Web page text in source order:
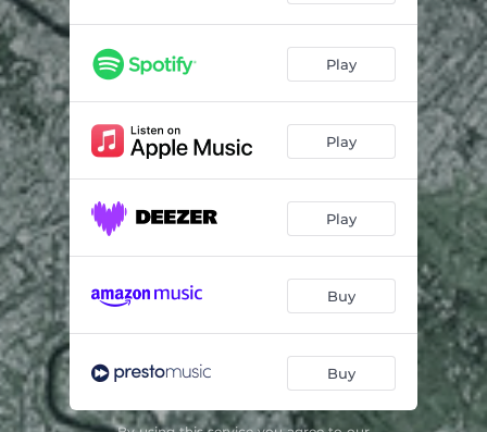
Frammenti di Roma IV. 01:15
Frammenti di Roma V. 00:58
Frammenti di Roma VI. 00:40
Frammenti di Roma VII. 01:01
Frammenti di Roma IX.
Frammenti di Roma X. 02:01
Frammenti di Roma XI.
Scheherazade forteller videre 17:55
Play
Play
Play
Buy
Buy